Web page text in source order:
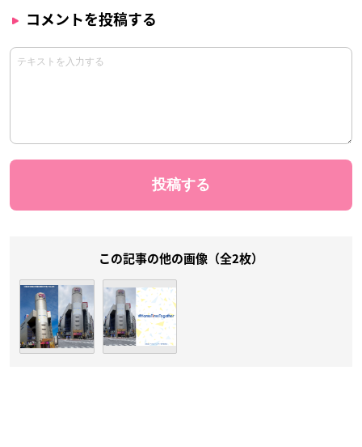
コメントを投稿する
この記事の他の画像（全2枚）